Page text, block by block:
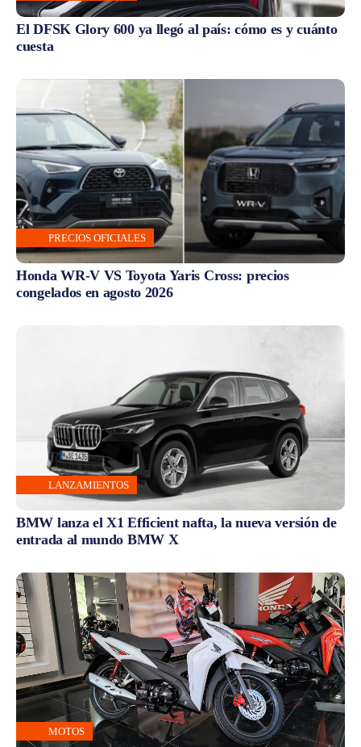
El DFSK Glory 600 ya llegó al país: cómo es y cuánto
cuesta
PRECIOS OFICIALES
Honda WR-V VS Toyota Yaris Cross: precios
congelados en agosto 2026
LANZAMIENTOS
BMW lanza el X1 Efficient nafta, la nueva versión de
entrada al mundo BMW X
MOTOS